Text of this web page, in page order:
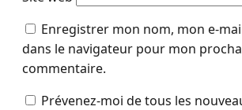
Enregistrer mon nom, mon e-
dans le navigateur pour mon
commentaire.
Prévenez-moi de tous les